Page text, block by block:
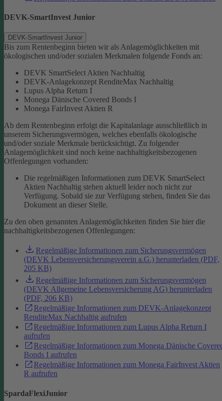
DEVK-SmartInvest Junior
DEVK-SmartInvest Junior
Bis zum Rentenbeginn bieten wir als Anlagemöglichkeiten mit
ökologischen und/oder sozialen Merkmalen folgende Fonds an:
DEVK SmartSelect Aktien Nachhaltig
DEVK-Anlagekonzept RenditeMax Nachhaltig
Lupus Alpha Return I
Monega Dänische Covered Bonds I
Monega FairInvest Aktien R
Ab dem Rentenbeginn erfolgt die Kapitalanlage ausschließlich in
unserem Sicherungsvermögen, welches ebenfalls ökologische
und/oder soziale Merkmale berücksichtigt. Zu folgender
Anlagemöglichkeit sind noch keine nachhaltigkeitsbezogenen
Offenlegungen vorhanden:
Die regelmäßigen Informationen zum DEVK SmartSelect
Aktien Nachhaltig stehen aktuell leider noch nicht zur
Verfügung. Sobald sie zur Verfügung stehen, finden Sie das
Dokument an dieser Stelle.
Zu den oben genannten Anlagemöglichkeiten finden Sie hier die
nachhaltigkeitsbezogenen Offenlegungen:
Regelmäßige Informationen zum Sicherungsvermögen
(DEVK Lebensversicherungsverein a.G.) herunterladen (PDF,
205 KB)
Regelmäßige Informationen zum Sicherungsvermögen
(DEVK Allgemeine Lebensversicherung AG) herunterladen
(PDF, 206 KB)
Regelmäßige Informationen zum DEVK-Anlagekonzept
RenditeMax Nachhaltig aufrufen
Regelmäßige Informationen zum Lupus Alpha Return I
aufrufen
Regelmäßige Informationen zum Monega Dänische
Bonds I aufrufen
Regelmäßige Informationen zum Monega FairInvest Aktien
R aufrufen
SpardaFlexiJunior